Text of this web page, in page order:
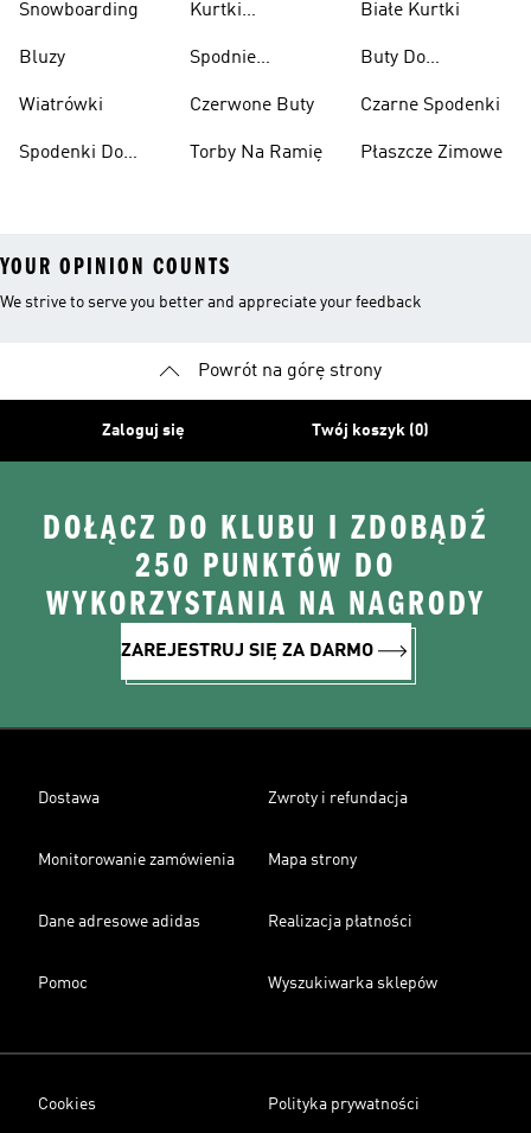
Snowboarding
Bluzy
Wiatrówki
Spodenki Do
Kurtki
Spodnie
Czerwone Buty
Torby Na Ramię
Ciężarów
Białe Kurtki
Buty Do
Czarne Spodenki
Płaszcze Zimowe
YOUR OPINION COUNTS
We strive to serve you better and appreciate your feedback
Powrót na górę strony
Zaloguj się Twój koszyk (0)
DOŁĄCZ DO KLUBU I ZDOBĄDŹ
250 PUNKTÓW DO
WYKORZYSTANIA NA NAGRODY
ZAREJESTRUJ SIĘ ZA DARMO
Dostawa Zwroty i refundacja
Monitorowanie zamówienia Mapa strony
Dane adresowe adidas Realizacja płatności
Pomoc Wyszukiwarka sklepów
Cookies Polityka prywatności